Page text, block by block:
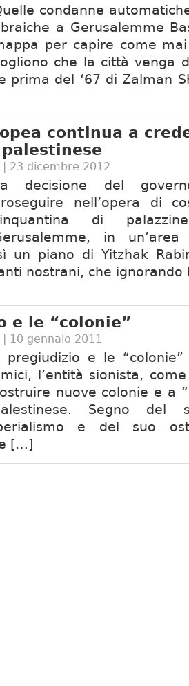
condanne
a Gerusalemme
per capire come
che la città venga
prima del ‘67 di Zalman
continua a
| 23 dicembre 2012
decisione del
nell’opera di
di
in un’area
un piano di Yitzhak
nostrani, che
e le “colonie”
| 10 gennaio 2011
pregiudizio e le
l’entità sionista,
nuove colonie e a
Segno del
e del suo
[…]